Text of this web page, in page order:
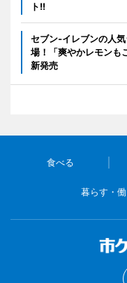
ト!!
セブン‐イレブンの人
場！「爽やかレモンも
新発売
食べる
暮らす・働